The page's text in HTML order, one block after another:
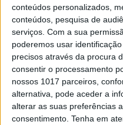
conteúdos personalizados,
conteúdos, pesquisa de
serviços. Com a sua
poderemos usar
precisos através da procura
consentir o processamento
nossos 1017 parceiros,
alternativa, pode aceder a
alterar as suas preferências
consentimento. Tenha em